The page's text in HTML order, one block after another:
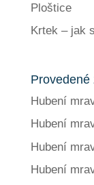
Ploštice
Krtek – jak
Provedené
Hubení
Hubení
Hubení
Hubení